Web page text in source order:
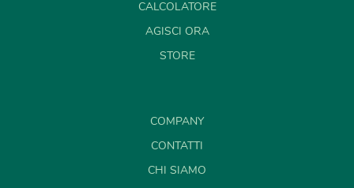
CALCOLATORE
AGISCI ORA
STORE
COMPANY
CONTATTI
CHI SIAMO